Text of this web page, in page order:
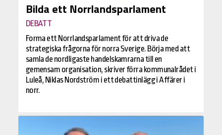
Bilda ett Norrlandsparlament
DEBATT
Forma ett Norrlandsparlament för att driva de
strategiska frågorna för norra Sverige. Börja med att
samla de nordligaste handelskamrarna till en
gemensam organisation, skriver förra kommunalrådet i
Luleå, Niklas Nordström i ett debattinlägg i Affärer i
norr.